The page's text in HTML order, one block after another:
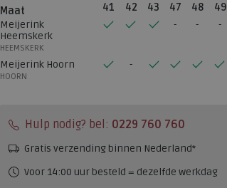
Maat 41 42 43 47 48
49
Meijerink
Heemskerk
HEEMSKERK
Meijerink Hoorn
HOORN
Hulp nodig? bel: 0229 760 760
Gratis verzending binnen Nederland*
Voor 14:00 uur besteld = dezelfde werkdag